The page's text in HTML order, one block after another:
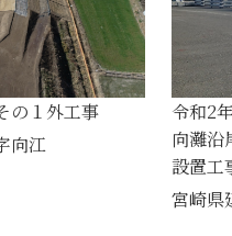
の１外工事
向江
令和2
向灘
設置工
宮崎県